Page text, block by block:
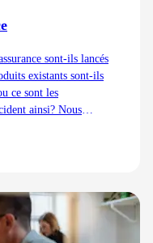
sont-ils lancés
existants sont-ils
ce sont les
ainsi? Nous